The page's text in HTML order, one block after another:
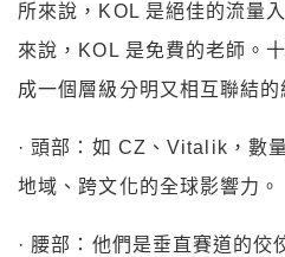
所來說，KOL 是絕佳的流量
來說，KOL 是免費的老師。
成一個層級分明又相互聯結的
· 頭部：如 CZ、Vitalik，數
地域、跨文化的全球影響力。
· 腰部：他們是垂直賽道的佼